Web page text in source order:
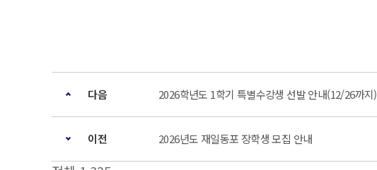
다음 2026학년도 1학기 특별수강생 선발 안내(12/26까지)
이전 2026년도 재일동포 장학생 모집 안내